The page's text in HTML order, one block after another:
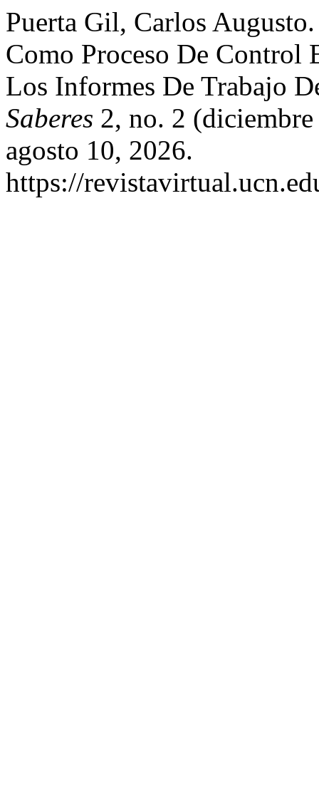
Puerta Gil, Carlos
Como Proceso De Control
Los Informes De Trabajo
Saberes 2, no. 2
agosto 10, 2026.
https://